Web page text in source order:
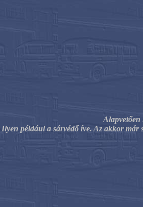
Alapvetően
Ilyen például a sárvédő íve. Az akkor már